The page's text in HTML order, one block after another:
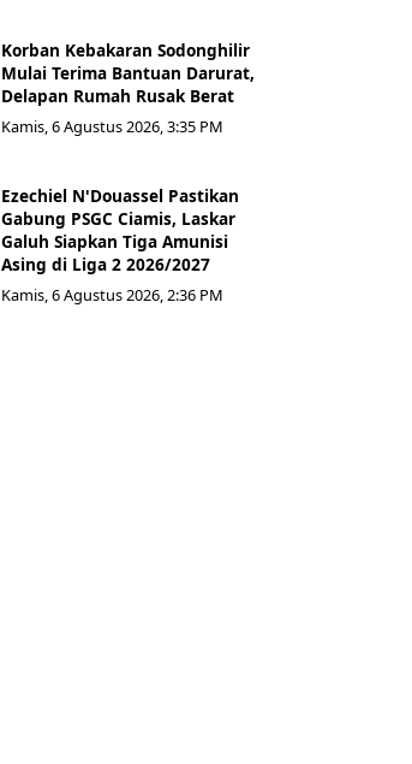
Korban Kebakaran Sodonghilir
Mulai Terima Bantuan Darurat,
Delapan Rumah Rusak Berat
Kamis, 6 Agustus 2026, 3:35 PM
Ezechiel N'Douassel Pastikan
Gabung PSGC Ciamis, Laskar
Galuh Siapkan Tiga Amunisi
Asing di Liga 2 2026/2027
Kamis, 6 Agustus 2026, 2:36 PM